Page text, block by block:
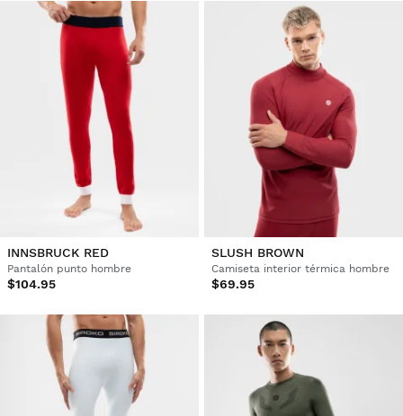
INNSBRUCK RED
Pantalón punto hombre
$104.95
SLUSH BROWN
Camiseta interior térmica hombre
$69.95